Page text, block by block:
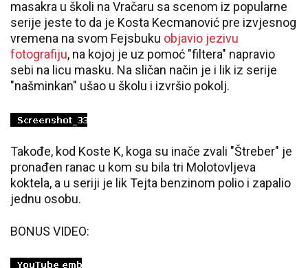
masakra u školi na Vračaru sa scenom iz popularne
serije jeste to da je Kosta Kecmanović pre izvjesnog
vremena na svom Fejsbuku objavio jezivu
fotografiju, na kojoj je uz pomoć "filtera" napravio
sebi na licu masku. Na sličan način je i lik iz serije
"našminkan" ušao u školu i izvršio pokolj.
Takođe, kod Koste K, koga su inače zvali "Štreber" je
pronađen ranac u kom su bila tri Molotovljeva
koktela, a u seriji je lik Tejta benzinom polio i zapalio
jednu osobu.
BONUS VIDEO: